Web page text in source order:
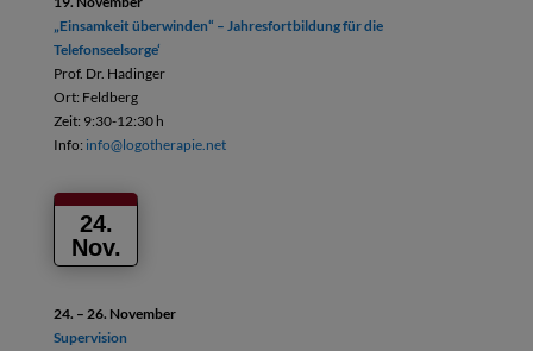
„Einsamkeit überwinden“ – Jahresfortbildungfür die
Telefonseelsorge‘
Prof. Dr. Hadinger
Ort: Feldberg
Zeit: 9:30-12:30 h
Info: info@logotherapie.net
24.
Nov.
24. – 26. November
Supervision